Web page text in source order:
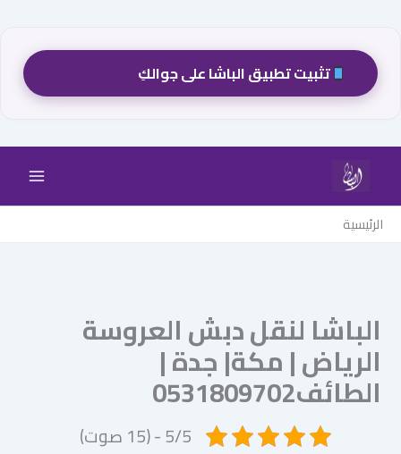
تثبيت تطبيق الباشا على جوالكِ
المحتوى
الرئيسية
الباشا لنقل دبش العروسة
الرياض | مكة| جدة |
الطائف0531809702
5/5 - (15 صوت)